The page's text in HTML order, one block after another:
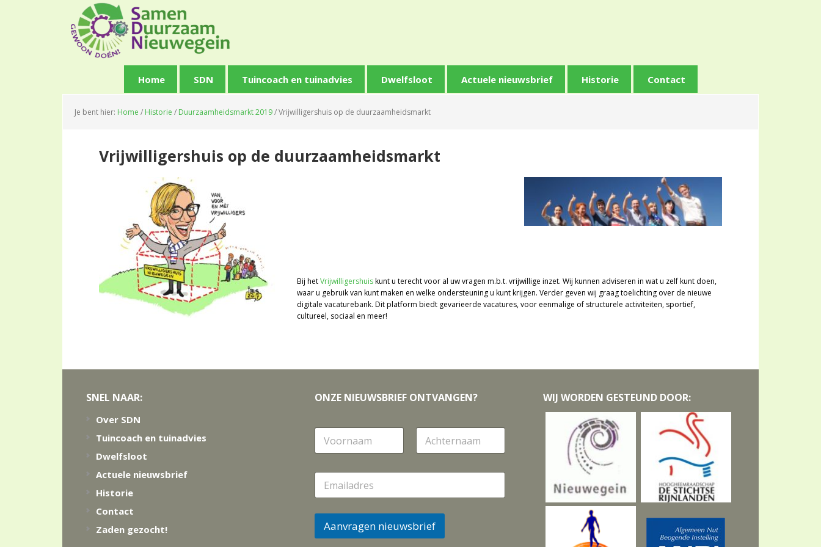
Spring
naar
de
hoofdnavigatie
Door
naar
de
hoofd
Spring
naar
de
voettekst
Home SDN Tuincoach en tuinadvies Dwelfsloot Actuele nieuwsbrief Historie Contact
Je bent hier: Home / Historie / Duurzaamheidsmarkt 2019/Vrijwilligershuis op de duurzaamheidsmarkt
Vrijwilligershuis op de duurzaamheidsmarkt
Bij hetVrijwilligershuiskunt u terecht voor al uw vragen m.b.t. vrijwillige inzet. Wij kunnen adviseren in wat u zelf kunt doen,
waar u gebruik van kunt maken en welke ondersteuning u kunt krijgen. Verder geven wij graag toelichting over de nieuwe
digitale vacaturebank. Dit platform biedt gevarieerde vacatures, voor eenmalige of structurele activiteiten, sportief,
cultureel, sociaal en meer!
SNEL NAAR:
Over SDN
Tuincoach en tuinadvies
Dwelfsloot
Actuele nieuwsbrief
Historie
Contact
Zaden gezocht!
ONZE NIEUWSBRIEF ONTVANGEN?
N
a
E
a
i
*
Aanvragen nieuwsbrief
WIJ WORDEN GESTEUND DOOR: